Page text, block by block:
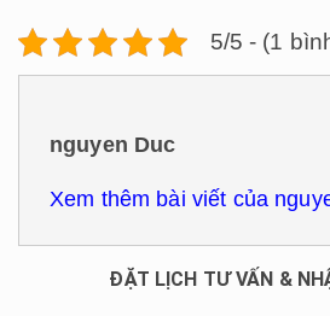
5/5 - (1
nguyen Duc
Xem thêm bài viết của
ĐẶT LỊCH TƯ VẤN &